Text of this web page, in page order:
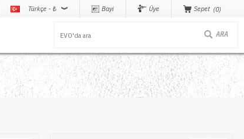
Türkçe - ₺ Bayi Üye Sepet 0